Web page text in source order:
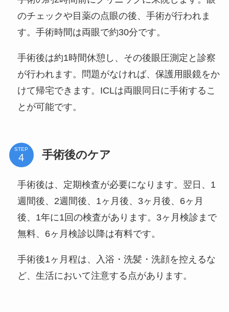
のチェックや目薬の点眼の後、手術が行われま
す。手術時間は両眼で約30分です。
手術後は約1時間休憩し、その後眼圧測定と診察
が行われます。問題がなければ、保護用眼鏡をか
けて帰宅できます。ICLは両眼同日に手術するこ
とが可能です。
STEP 手術後のケア
手術後は、定期検査が必要になります。翌日、1
週間後、2週間後、1ヶ月後、3ヶ月後、6ヶ月
後、1年に1回の検査があります。3ヶ月検診まで
無料、6ヶ月検診以降は有料です。
手術後1ヶ月程は、入浴・洗髪・洗顔を控えるな
ど、生活において注意する点があります。